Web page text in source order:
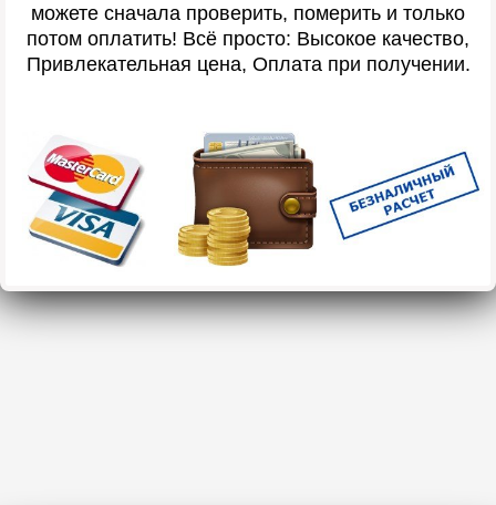
можете сначала проверить, померить и только
потом оплатить! Всё просто: Высокое качество,
Привлекательная цена, Оплата при получении.